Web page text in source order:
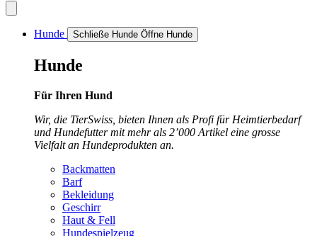
Hunde Schließe Hunde Öffne Hunde
Hunde
Für Ihren Hund
Wir, die TierSwiss, bieten Ihnen als Profi für Heimtierbedarf
und Hundefutter mit mehr als 2’000 Artikel eine grosse
Vielfalt an Hundeprodukten an.
Backmatten
Barf
Bekleidung
Geschirr
Haut & Fell
Hundespielzeug